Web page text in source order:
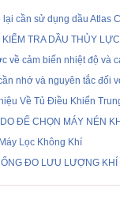
lại cần sử dụng dầu Atlas
TRA DẦU THỦY
về cảm biến nhiệt độ và
nhớ và nguyên tắc đối
Về Tủ Điều Khiển
ĐỂ CHỌN MÁY NÉN
Lọc Không Khí
ĐO LƯU LƯỢNG